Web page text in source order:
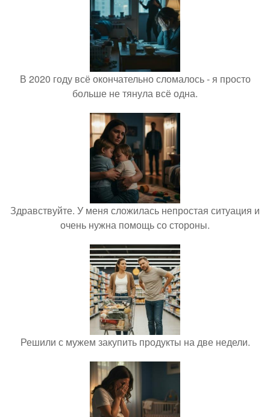
В 2020 году всё окончательно сломалось - я просто
больше не тянула всё одна.
Здравствуйте. У меня сложилась непростая ситуация и
очень нужна помощь со стороны.
Решили с мужем закупить продукты на две недели.